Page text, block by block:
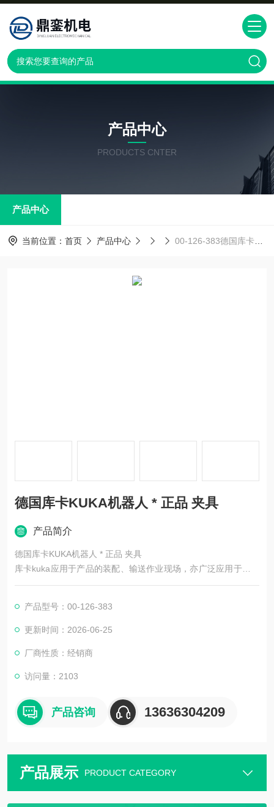
产品中心
PRODUCTS CNTER
产品中心
当前位置： 首页 产品中心 00-126-383德国库卡KUKA机器人 * 正品 夹具
德国库卡KUKA机器人 * 正品 夹具
产品简介
德国库卡KUKA机器人 * 正品 夹具
库卡kuka应用于产品的装配、输送作业现场，亦广泛应用于其他
行业的输送系统以及无人化作业现场，并能作为暂存及物流的重
及的行业：中小型家电、电子、电器、机电产品、仪器仪表、五
金工具、玩具、日用化工及食品等行业产品的总装、部装、检
产品型号：00-126-383
更新时间：2026-06-25
厂商性质：经销商
访问量：2103
产品咨询 13636304209
产品展示 PRODUCT CATEGORY